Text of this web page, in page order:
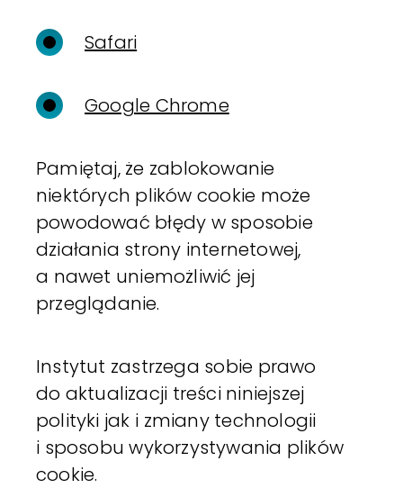
Safari
Google Chrome
Pamiętaj, że zablokowanie
niektórych plików cookie może
powodować błędy w sposobie
działania strony internetowej,
a nawet uniemożliwić jej
przeglądanie.
Instytut zastrzega sobie prawo
do aktualizacji treści niniejszej
polityki jak i zmiany technologii
i sposobu wykorzystywania plików
cookie.